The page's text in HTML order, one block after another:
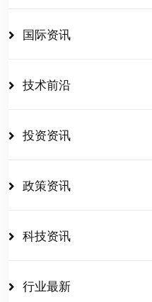
国际资讯
技术前沿
投资资讯
政策资讯
科技资讯
行业最新